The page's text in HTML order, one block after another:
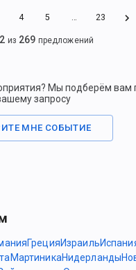
4 5 … 23
из 269 предложений
Мы подберём вам
запросу
МНЕ СОБЫТИЕ
ГрецияИзраиль
МартиникаНидерланды